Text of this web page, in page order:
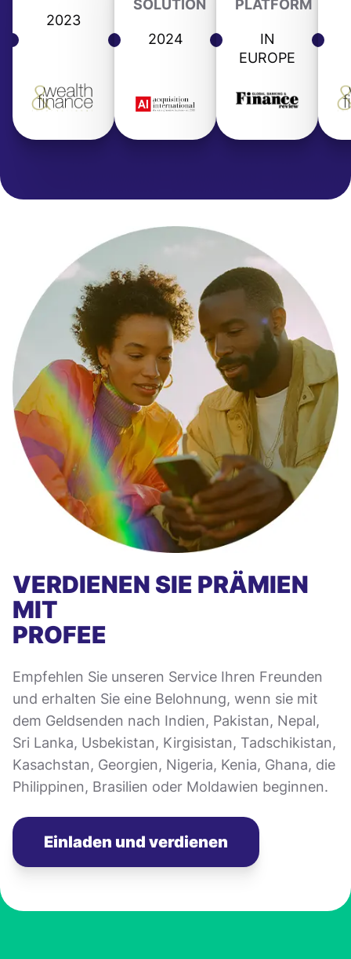
2023
SOLUTION
2024
PLATFORM
IN
EUROPE
VERDIENEN SIE PRÄMIEN
MIT
PROFEE
Empfehlen Sie unseren Service Ihren Freunden
und erhalten Sie eine Belohnung, wenn sie mit
dem Geldsenden nach Indien, Pakistan, Nepal,
Sri Lanka, Usbekistan, Kirgisistan, Tadschikistan,
Kasachstan, Georgien, Nigeria, Kenia, Ghana, die
Philippinen, Brasilien oder Moldawien beginnen.
Einladen und verdienen